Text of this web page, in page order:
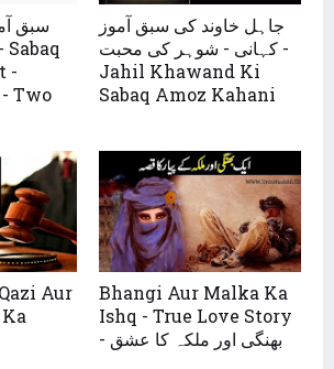
سبق
-
Two
جاہل خاوند کی سبق آموز
کہانی - شوہر کی محبت -
Jahil Khawand Ki
Sabaq Amoz Kahani
Bhangi Aur Malka Ka
Ishq - True Love Story
- بھنگی اور ملکہ کا عشق